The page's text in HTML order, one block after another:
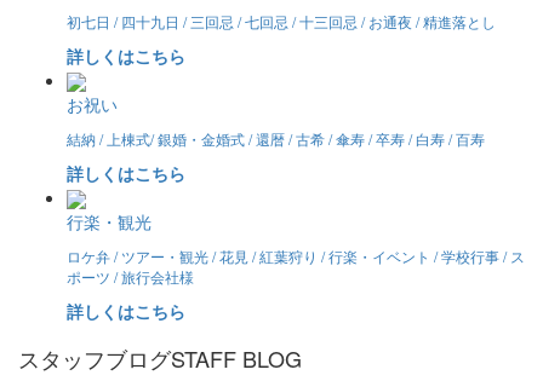
初七日 / 四十九日 / 三回忌 / 七回忌 / 十三回忌 / お通夜 / 精進落とし
詳しくはこちら
お祝い
結納 / 上棟式/ 銀婚・金婚式 / 還暦 / 古希 / 傘寿 / 卒寿 / 白寿 / 百寿
詳しくはこちら
行楽・観光
ロケ弁 / ツアー・観光 / 花見 / 紅葉狩り / 行楽・イベント / 学校行事 / ス
ポーツ / 旅行会社様
詳しくはこちら
スタッフブログSTAFF BLOG